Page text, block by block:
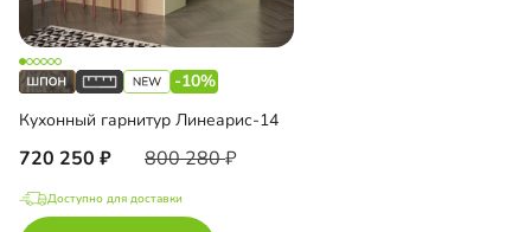
-10%
Кухонный гарнитур Линеарис-14
720 250 800 280
Доступно для доставки